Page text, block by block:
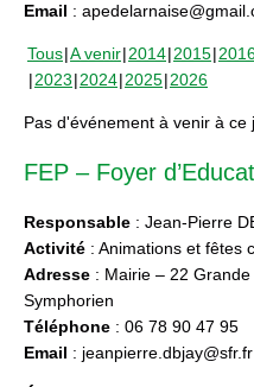
Email :
Tous A venir 2014 2015
2023 2024 2025 2026
Pas d'événement à venir à ce
FEP – Foyer
Responsable : Jean-Pierre
Activité : Animations et fêtes
Adresse : Mairie – 22
Symphorien
Téléphone : 06 78 90 47 95
Email : jeanpierre.dbjay@sfr.fr